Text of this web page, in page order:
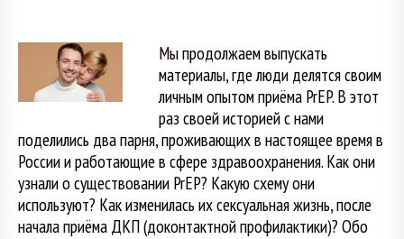
Мы продолжаем выпускать
материалы, где люди делятся своим
личным опытом приёма PrEP. В этот
раз своей историей с нами
поделились два парня, проживающих в настоящее время в
России и работающие в сфере здравоохранения. Как они
узнали о существовании PrEP? Какую схему они
используют? Как изменилась их сексуальная жизнь, после
начала приёма ДКП (доконтактной профилактики)? Обо